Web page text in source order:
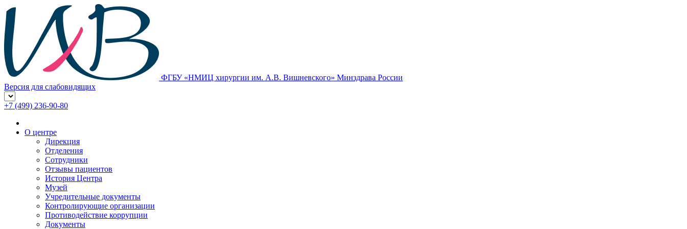
ФГБУ «НМИЦ хирургии им. А.В. Вишневского» Минздрава России
Версия для слабовидящих
+7 (499) 236-90-80
О центре
Дирекция
Отделения
Сотрудники
Отзывы пациентов
История Центра
Музей
Учредительные документы
Контролирующие организации
Противодействие коррупции
Документы